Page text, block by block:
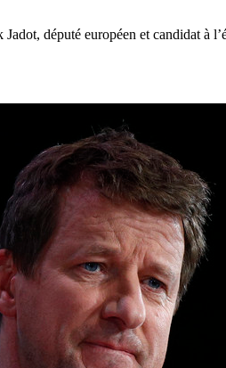
député européen et candidat à